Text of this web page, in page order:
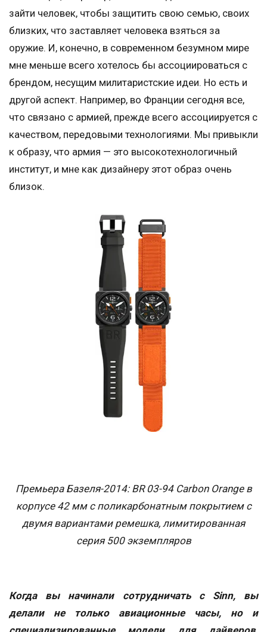
зайти человек, чтобы защитить свою семью, своих
близких, что заставляет человека взяться за
оружие. И, конечно, в современном безумном мире
мне меньше всего хотелось бы ассоциироваться с
брендом, несущим милитаристские идеи. Но есть и
другой аспект. Например, во Франции сегодня все,
что связано с армией, прежде всего ассоциируется с
качеством, передовыми технологиями. Мы привыкли
к образу, что армия — это высокотехнологичный
институт, и мне как дизайнеру этот образ очень
близок.
Премьера Базеля-2014: BR 03-94 Carbon Orange в
корпусе 42 мм с поликарбонатным покрытием с
двумя вариантами ремешка, лимитированная
серия 500 экземпляров
Когда вы начинали сотрудничать с Sinn, вы
делали не только авиационные часы, но и